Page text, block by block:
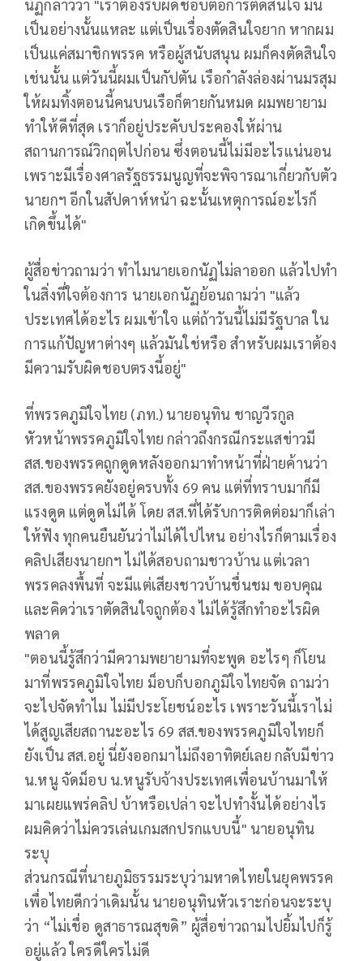
นัฏกล่าวว่า "เราต้องรับผิดชอบต่อการตัดสินใจ มัน
เป็นอย่างนั้นแหละ แต่เป็นเรื่องตัดสินใจยาก หากผม
เป็นแค่สมาชิกพรรค หรือผู้สนับสนุน ผมก็คงตัดสินใจ
เช่นนั้น แต่วันนี้ผมเป็นกัปตัน เรือกำลังล่องผ่านมรสุม
ให้ผมทิ้งตอนนี้คนบนเรือก็ตายกันหมด ผมพยายาม
ทำให้ดีที่สุด เราก็อยู่ประคับประคองให้ผ่าน
สถานการณ์วิกฤตไปก่อน ซึ่งตอนนี้ไม่มีอะไรแน่นอน
เพราะมีเรื่องศาลรัฐธรรมนูญที่จะพิจารณาเกี่ยวกับตัว
นายกฯ อีกในสัปดาห์หน้า ฉะนั้นเหตุการณ์อะไรก็
เกิดขึ้นได้"
ผู้สื่อข่าวถามว่า ทำไมนายเอกนัฏไม่ลาออก แล้วไปทำ
ในสิ่งที่ใจต้องการ นายเอกนัฏย้อนถามว่า "แล้ว
ประเทศได้อะไร ผมเข้าใจ แต่ถ้าวันนี้ไม่มีรัฐบาล ใน
การแก้ปัญหาต่างๆ แล้วมันใช่หรือ สำหรับผมเราต้อง
มีความรับผิดชอบตรงนี้อยู่"
ที่พรรคภูมิใจไทย (ภท.) นายอนุทิน ชาญวีรกูล
หัวหน้าพรรคภูมิใจไทย กล่าวถึงกรณีกระแสข่าวมี
สส.ของพรรคถูกดูดหลังออกมาทำหน้าที่ฝ่ายค้านว่า
สส.ของพรรคยังอยู่ครบทั้ง 69 คน แต่ที่ทราบมาก็มี
แรงดูด แต่ดูดไม่ได้ โดย สส.ที่ได้รับการติดต่อมาก็เล่า
ให้ฟัง ทุกคนยืนยันว่าไม่ได้ไปไหน อย่างไรก็ตามเรื่อง
คลิปเสียงนายกฯ ไม่ได้สอบถามชาวบ้าน แต่เวลา
พรรคลงพื้นที่ จะมีแต่เสียงชาวบ้านชื่นชม ขอบคุณ
และคิดว่าเราตัดสินใจถูกต้อง ไม่ได้รู้สึกทำอะไรผิด
พลาด
"ตอนนี้รู้สึกว่ามีความพยายามที่จะพูด อะไรๆ ก็โยน
มาที่พรรคภูมิใจไทย ม็อบก็บอกภูมิใจไทยจัด ถามว่า
จะไปจัดทำไม ไม่มีประโยชน์อะไร เพราะวันนี้เราไม่
ได้สูญเสียสถานะอะไร 69 สส.ของพรรคภูมิใจไทยก็
ยังเป็น สส.อยู่ นี่ยังออกมาไม่ถึงอาทิตย์เลย กลับมีข่าว
น.หนู จัดม็อบ น.หนูรับจ้างประเทศเพื่อนบ้านมาให้
มาเผยแพร่คลิป บ้าหรือเปล่า จะไปทำงั้นได้อย่างไร
ผมคิดว่าไม่ควรเล่นเกมสกปรกแบบนี้" นายอนุทิน
ระบุ
ส่วนกรณีที่นายภูมิธรรมระบุว่ามหาดไทยในยุคพรรค
เพื่อไทยดีกว่าเดิมนั้น นายอนุทินหัวเราะก่อนจะระบุ
ว่า “ไม่เชื่อ ดูสาธารณสุขดิ” ผู้สื่อข่าวถามไปยิ้มไปก็รู้
อยู่แล้ว ใครดีใครไม่ดี